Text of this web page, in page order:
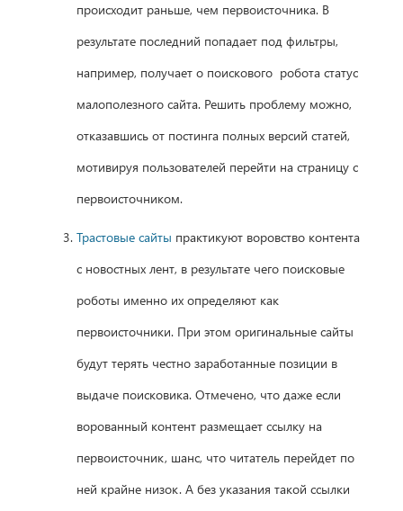
происходит раньше, чем первоисточника. В
результате последний попадает под фильтры,
например, получает о поискового робота статус
малополезного сайта. Решить проблему можно,
отказавшись от постинга полных версий статей,
мотивируя пользователей перейти на страницу с
первоисточником.
Трастовые сайты практикуют воровство контента
с новостных лент, в результате чего поисковые
роботы именно их определяют как
первоисточники. При этом оригинальные сайты
будут терять честно заработанные позиции в
выдаче поисковика. Отмечено, что даже если
ворованный контент размещает ссылку на
первоисточник, шанс, что читатель перейдет по
ней крайне низок. А без указания такой ссылки